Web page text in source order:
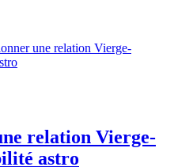
relation Vierge-
astro